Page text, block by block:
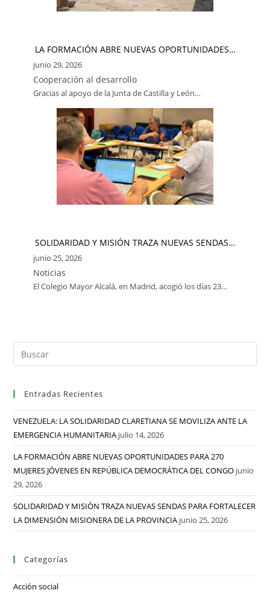
LA FORMACIÓN ABRE NUEVAS OPORTUNIDADES…
junio 29, 2026
Cooperación al desarrollo
Gracias al apoyo de la Junta de Castilla y León…
SOLIDARIDAD Y MISIÓN TRAZA NUEVAS SENDAS…
junio 25, 2026
Noticias
El Colegio Mayor Alcalá, en Madrid, acogió los días 23…
Entradas Recientes
VENEZUELA: LA SOLIDARIDAD CLARETIANA SE MOVILIZA ANTE LA
EMERGENCIA HUMANITARIA julio 14, 2026
LA FORMACIÓN ABRE NUEVAS OPORTUNIDADES PARA 270
MUJERES JÓVENES EN REPÚBLICA DEMOCRÁTICA DEL CONGO junio
29, 2026
SOLIDARIDAD Y MISIÓN TRAZA NUEVAS SENDAS PARA FORTALECER
LA DIMENSIÓN MISIONERA DE LA PROVINCIA junio 25, 2026
Categorías
Acción social